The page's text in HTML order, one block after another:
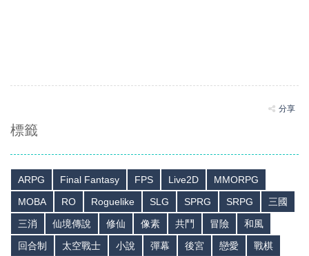
分享
標籤
ARPG Final Fantasy FPS Live2D
MMORPG
MOBA
RO Roguelike SLG SPRG SRPG
三國
三消
仙境傳說 修仙 像素 共鬥 冒險
和風
回合制
太空戰士 小說 彈幕 後宮 戀愛
戰棋